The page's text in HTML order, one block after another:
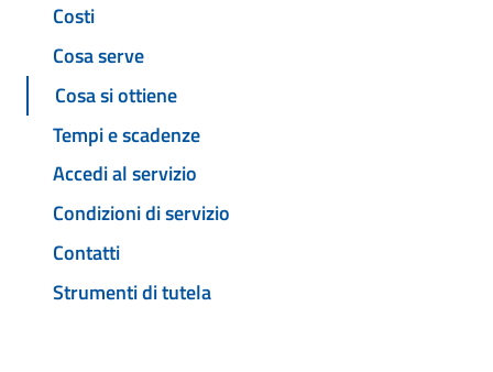
Costi
Cosa serve
Cosa si ottiene
Tempi e scadenze
Accedi al servizio
Condizioni di servizio
Contatti
Strumenti di tutela